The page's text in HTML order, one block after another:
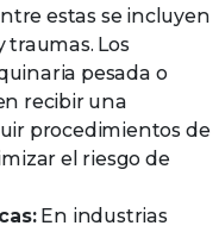
estas se incluyen
traumas. Los
pesada o
recibir una
procedimientos de
el riesgo de
En industrias